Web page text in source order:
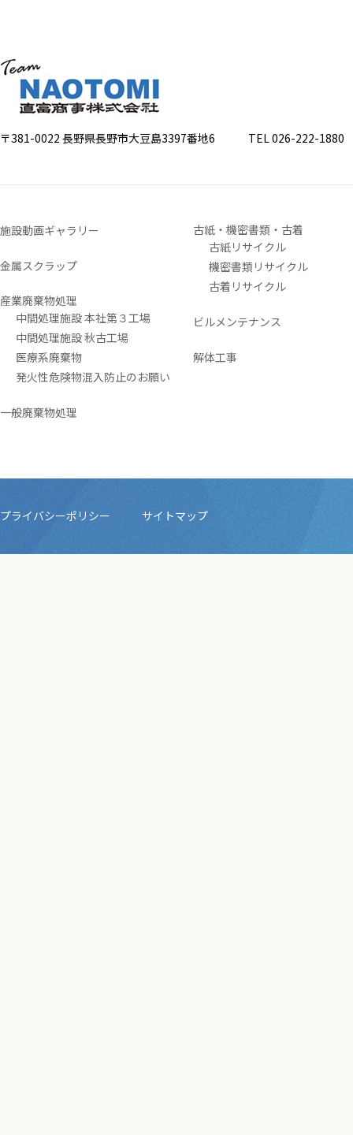
〒381-0022 長野県長野市大豆島3397番地6 TEL 026-222-1880
施設動画ギャラリー
金属スクラップ
産業廃棄物処理
中間処理施設 本社第３工場
中間処理施設 秋古工場
医療系廃棄物
発火性危険物混入防止のお願い
一般廃棄物処理
古紙・機密書類・古着
古紙リサイクル
機密書類リサイクル
古着リサイクル
ビルメンテナンス
解体工事
プライバシーポリシー サイトマップ